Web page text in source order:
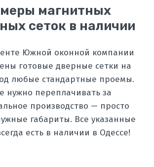
магнитных
сеток в наличии
Южной оконной компании
готовые дверные сетки на
любые стандартные проемы.
нужно переплачивать за
производство — просто
габариты. Все указанные
есть в наличии в Одессе!